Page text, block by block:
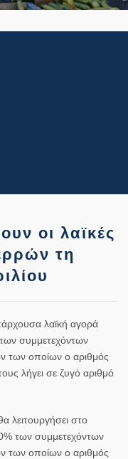
οι λαϊκές
τη
λαϊκή αγορά
συμμετεχόντων
των οποίων ο αριθμός
λήγει σε ζυγό αριθμό
λειτουργήσει στο
των συμμετεχόντων
των οποίων ο αριθμός